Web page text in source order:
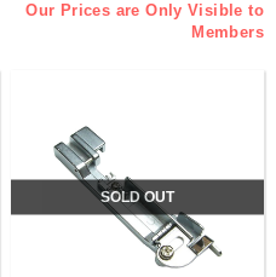
Our Prices are Only Visible to
Members
SOLD OUT